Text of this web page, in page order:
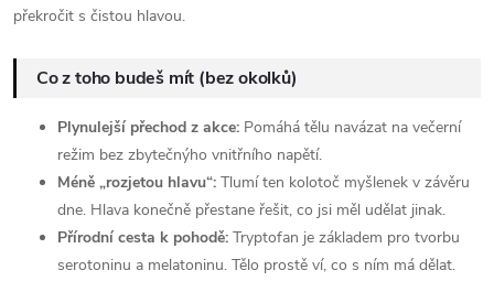
překročit s čistou hlavou.
Co z toho budeš mít (bez okolků)
Plynulejší přechod z akce: Pomáhá tělu navázat na večerní
režim bez zbytečnýho vnitřního napětí.
Méně „rozjetou hlavu“: Tlumí ten kolotoč myšlenek v závěru
dne. Hlava konečně přestane řešit, co jsi měl udělat jinak.
Přírodní cesta k pohodě: Tryptofan je základem pro tvorbu
serotoninu a melatoninu. Tělo prostě ví, co s ním má dělat.